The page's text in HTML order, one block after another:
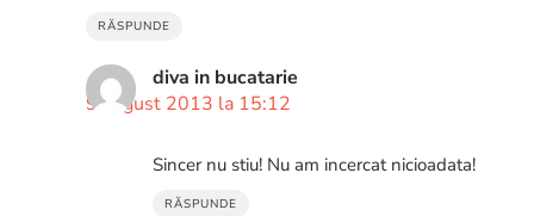
RĂSPUNDE
diva in bucatarie
9 august 2013 la 15:12
Sincer nu stiu! Nu am incercat nicioadata!
RĂSPUNDE